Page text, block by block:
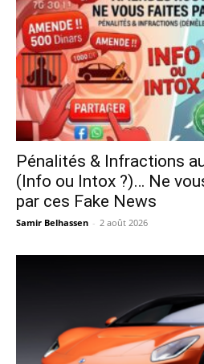
Pénalités & Infractions
(Info ou Intox ?)… Ne
par ces Fake News
Samir Belhassen - 2 août 2026